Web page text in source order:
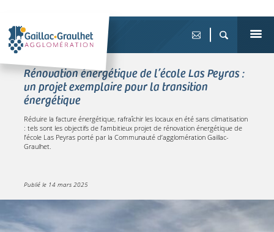
Rénovation énergétique de l’école Las Peyras :
un projet exemplaire pour la transition
énergétique
Réduire la facture énergétique, rafraîchir les locaux en été sans climatisation
: tels sont les objectifs de l’ambitieux projet de rénovation énergétique de
l’école Las Peyras porté par la Communauté d’agglomération Gaillac-
Graulhet.
Publié le 14 mars 2025